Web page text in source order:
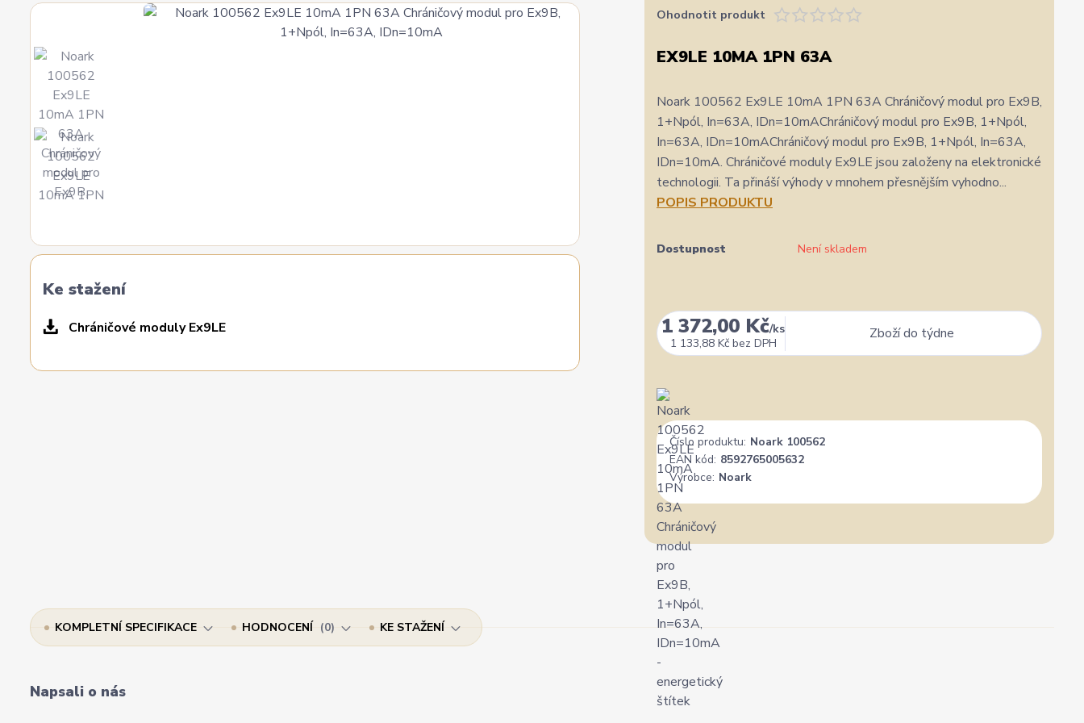
Ke stažení
Chráničové moduly Ex9LE
Ohodnotit produkt
EX9LE 10MA 1PN 63A
Noark 100562 Ex9LE 10mA 1PN 63A Chráničový modul pro Ex9B,
1+Npól, In=63A, IDn=10mAChráničový modul pro Ex9B, 1+Npól,
In=63A, IDn=10mAChráničový modul pro Ex9B, 1+Npól, In=63A,
IDn=10mA. Chráničové moduly Ex9LE jsou založeny na elektronické
technologii. Ta přináší výhody v mnohem přesnějším vyhodno...
POPIS PRODUKTU
Dostupnost Není skladem
1 372,00 Kč/ks
1 133,88 Kč bez DPH
Zboží do týdne
Číslo produktu: Noark 100562
EAN kód: 8592765005632
Výrobce: Noark
KOMPLETNÍ SPECIFIKACE HODNOCENÍ 0 KE STAŽENÍ
Napsali o nás